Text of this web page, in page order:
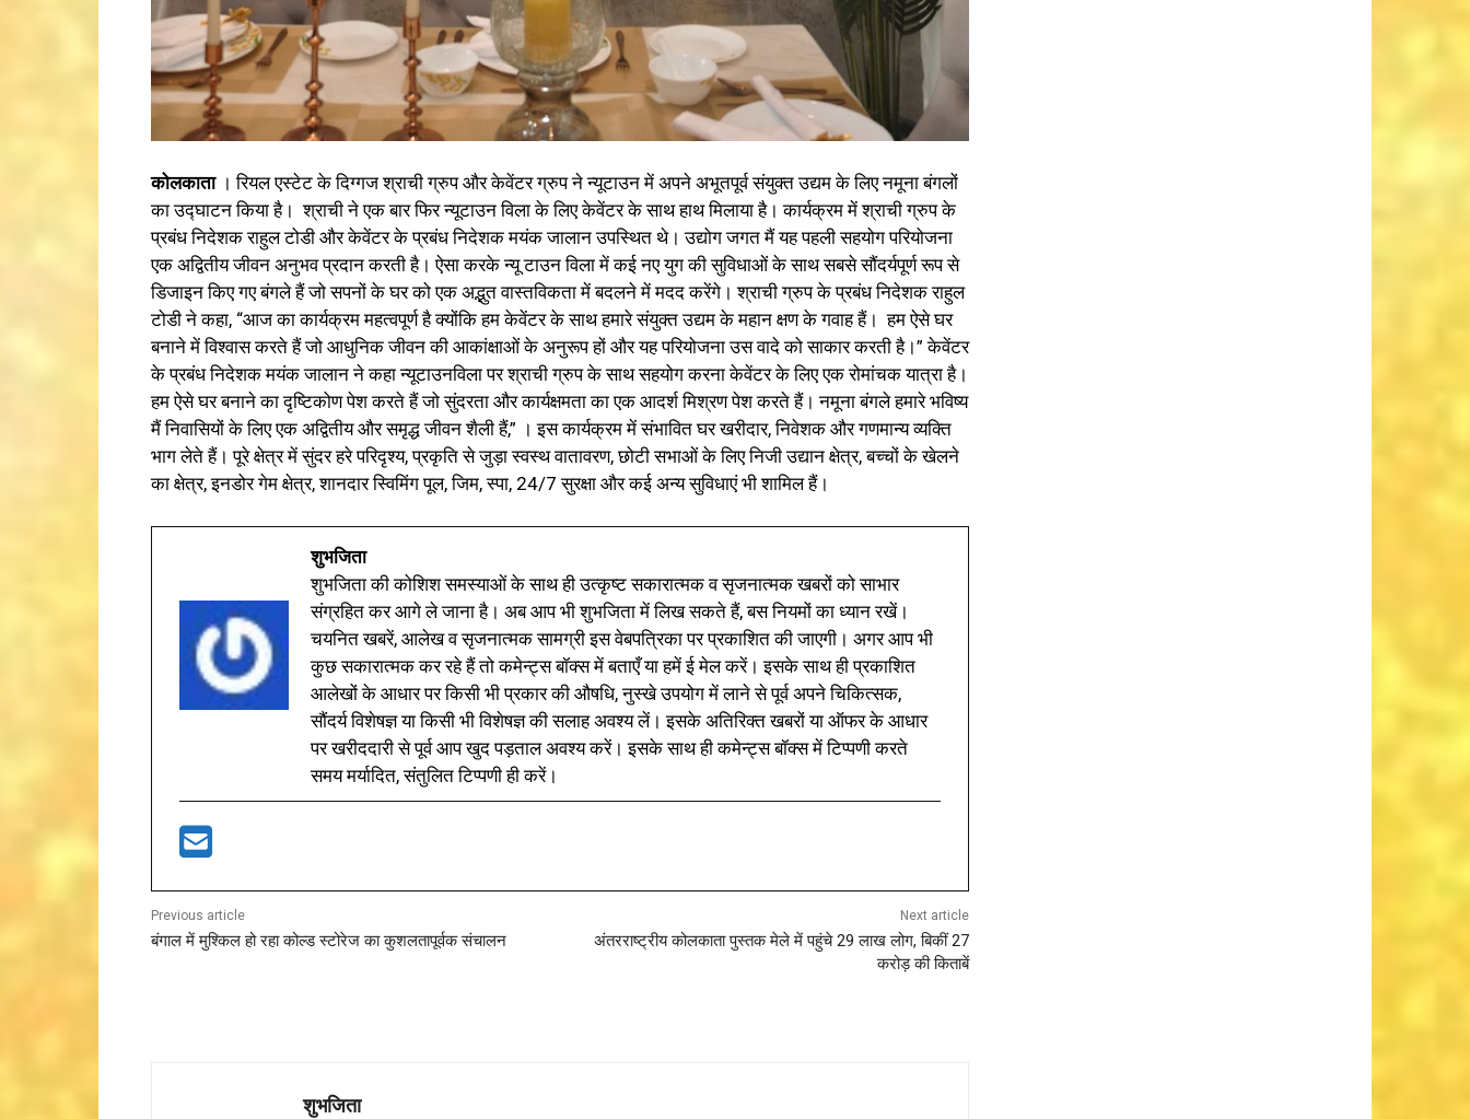
कोलकाता। रियल एस्टेट के दिग्गज श्राची ग्रुप और केवेंटर ग्रुप ने न्यूटाउन में अपने अभूतपूर्व संयुक्त उद्यम के लिए नमूना बंगलों
का उद्घाटन किया है। श्राची ने एक बार फिर न्यूटाउन विला के लिए केवेंटर के साथ हाथ मिलाया है। कार्यक्रम में श्राची ग्रुप के
प्रबंध निदेशक राहुल टोडी और केवेंटर के प्रबंध निदेशक मयंक जालान उपस्थित थे। उद्योग जगत मैं यह पहली सहयोग परियोजना
एक अद्वितीय जीवन अनुभव प्रदान करती है। ऐसा करके न्यू टाउन विला में कई नए युग की सुविधाओं के साथ सबसे सौंदर्यपूर्ण रूप से
डिजाइन किए गए बंगले हैं जो सपनों के घर को एक अद्भुत वास्तविकता में बदलने में मदद करेंगे। श्राची ग्रुप के प्रबंध निदेशक राहुल
टोडी ने कहा, “आज का कार्यक्रम महत्वपूर्ण है क्योंकि हम केवेंटर के साथ हमारे संयुक्त उद्यम के महान क्षण के गवाह हैं। हम ऐसे घर
बनाने में विश्वास करते हैं जो आधुनिक जीवन की आकांक्षाओं के अनुरूप हों और यह परियोजना उस वादे को साकार करती है।” केवेंटर
के प्रबंध निदेशक मयंक जालान ने कहा न्यूटाउनविला पर श्राची ग्रुप के साथ सहयोग करना केवेंटर के लिए एक रोमांचक यात्रा है।
हम ऐसे घर बनाने का दृष्टिकोण पेश करते हैं जो सुंदरता और कार्यक्षमता का एक आदर्श मिश्रण पेश करते हैं। नमूना बंगले हमारे भविष्य
मैं निवासियों के लिए एक अद्वितीय और समृद्ध जीवन शैली हैं,” । इस कार्यक्रम में संभावित घर खरीदार, निवेशक और गणमान्य व्यक्ति
भाग लेते हैं। पूरे क्षेत्र में सुंदर हरे परिदृश्य, प्रकृति से जुड़ा स्वस्थ वातावरण, छोटी सभाओं के लिए निजी उद्यान क्षेत्र, बच्चों के खेलने
का क्षेत्र, इनडोर गेम क्षेत्र, शानदार स्विमिंग पूल, जिम, स्पा, 24/7 सुरक्षा और कई अन्य सुविधाएं भी शामिल हैं।
शुभजिता
शुभजिता की कोशिश समस्याओं के साथ ही उत्कृष्ट सकारात्मक व सृजनात्मक खबरों को साभार
संग्रहित कर आगे ले जाना है। अब आप भी शुभजिता में लिख सकते हैं, बस नियमों का ध्यान रखें।
चयनित खबरें, आलेख व सृजनात्मक सामग्री इस वेबपत्रिका पर प्रकाशित की जाएगी। अगर आप भी
कुछ सकारात्मक कर रहे हैं तो कमेन्ट्स बॉक्स में बताएँ या हमें ई मेल करें। इसके साथ ही प्रकाशित
आलेखों के आधार पर किसी भी प्रकार की औषधि, नुस्खे उपयोग में लाने से पूर्व अपने चिकित्सक,
सौंदर्य विशेषज्ञ या किसी भी विशेषज्ञ की सलाह अवश्य लें। इसके अतिरिक्त खबरों या ऑफर के आधार
पर खरीददारी से पूर्व आप खुद पड़ताल अवश्य करें। इसके साथ ही कमेन्ट्स बॉक्स में टिप्पणी करते
समय मर्यादित, संतुलित टिप्पणी ही करें।
Previous article
बंगाल में मुश्किल हो रहा कोल्ड स्टोरेज का कुशलतापूर्वक संचालन
Next article
अंतरराष्ट्रीय कोलकाता पुस्तक मेले में पहुंचे 29 लाख लोग, बिकीं 27
करोड़ की किताबें
शुभजिता